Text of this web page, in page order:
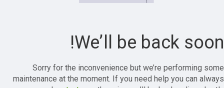
We’ll be back soon!
Sorry for the inconvenience but we’re performing some
maintenance at the moment. If you need help you can always